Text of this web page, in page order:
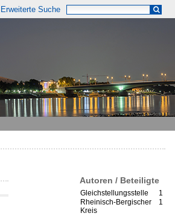
Erweiterte Suche
Autoren / Beteiligte
1
Gleichstellungsstelle
1
Rheinisch-Bergischer
Kreis